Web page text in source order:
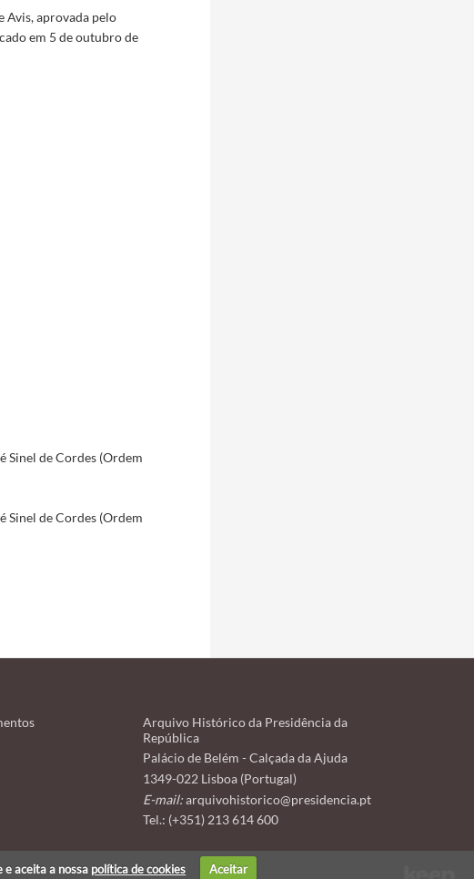
Avis, aprovada pelo
em 5 de outubro de
Sinel de Cordes (Ordem
Sinel de Cordes (Ordem
Arquivo Histórico da Presidência da
República
Palácio de Belém - Calçada da Ajuda
1349-022 Lisboa (Portugal)
E-mail: arquivohistorico@presidencia.pt
Tel.: (+351) 213 614 600
aceita a nossa política de cookies Aceitar